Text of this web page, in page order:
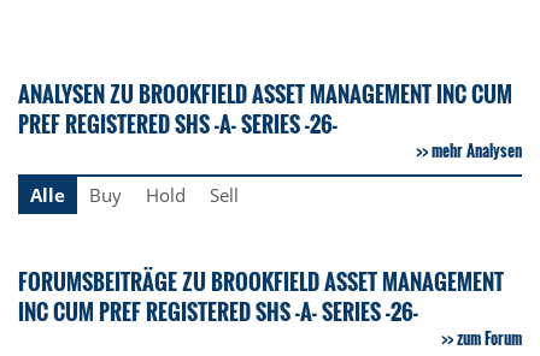
ANALYSEN ZU BROOKFIELD ASSET MANAGEMENT INC CUM
PREF REGISTERED SHS -A- SERIES -26-
mehr Analysen
Alle
Buy Hold Sell
FORUMSBEITRÄGE ZU BROOKFIELD ASSET MANAGEMENT
INC CUM PREF REGISTERED SHS -A- SERIES -26-
zum Forum